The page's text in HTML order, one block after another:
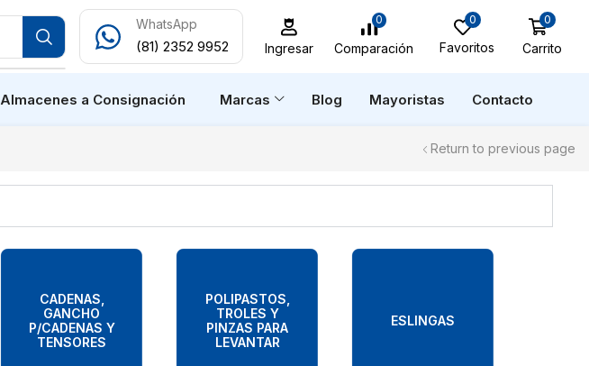
WhatsApp
(81) 2352 9952 Ingresar
0
Comparación
0
Favoritos
0
Carrito
Almacenes a Consignación Marcas Blog Mayoristas Contacto
Return to previous page
CADENAS,
GANCHO
P/CADENAS Y
TENSORES
POLIPASTOS,
TROLES Y
PINZAS PARA
LEVANTAR
ESLINGAS